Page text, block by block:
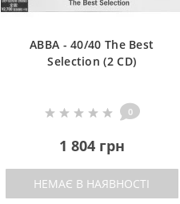
ABBA - 40/40 The Best
Selection (2 CD)
0
1 804 грн
НЕМАЄ В НАЯВНОСТІ